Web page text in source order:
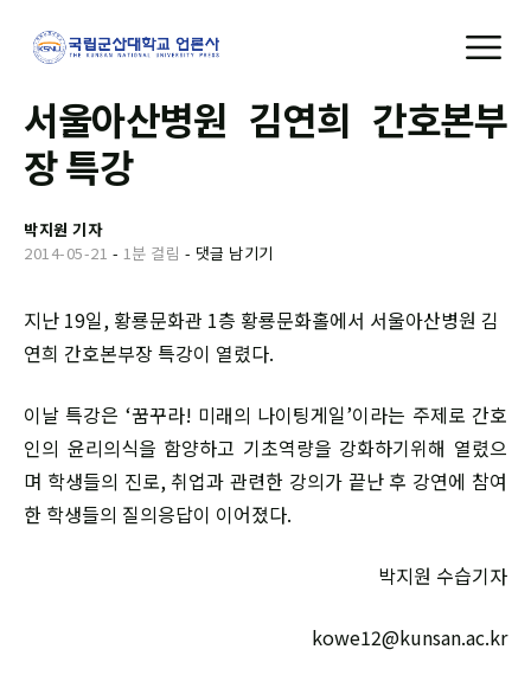
서울아산병원 김연희 간호본부
장 특강
박지원 기자
2014-05-21 - 1분 걸림 - 댓글 남기기
지난 19일, 황룡문화관 1층 황룡문화홀에서 서울아산병원 김
연희 간호본부장 특강이 열렸다.
이날 특강은 ‘꿈꾸라! 미래의 나이팅게일’이라는 주제로 간호
인의 윤리의식을 함양하고 기초역량을 강화하기위해 열렸으
며 학생들의 진로, 취업과 관련한 강의가 끝난 후 강연에 참여
한 학생들의 질의응답이 이어졌다.
박지원 수습기자
kowe12@kunsan.ac.kr